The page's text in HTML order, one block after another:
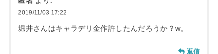
2019/11/03 17:22
堀井さんはキャラデリ金作許したんだろうか？w。
返信